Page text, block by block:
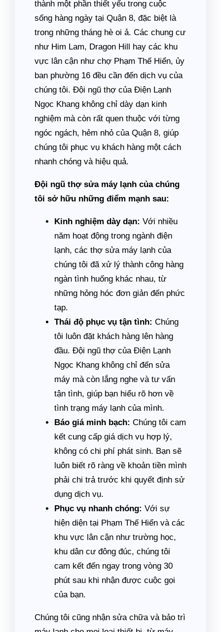
thành một phần thiết yếu trong cuộc
sống hàng ngày tại Quận 8, đặc biệt là
trong những tháng hè oi ả. Các chung cư
như Him Lam, Dragon Hill hay các khu
vực lân cận như chợ Phạm Thế Hiển, ủy
ban phường 16 đều cần đến dịch vụ của
chúng tôi. Đội ngũ thợ của Điện Lạnh
Ngọc Khang không chỉ dày dạn kinh
nghiệm mà còn rất quen thuộc với từng
ngóc ngách, hẻm nhỏ của Quận 8, giúp
chúng tôi phục vụ khách hàng một cách
nhanh chóng và hiệu quả.
Đội ngũ thợ sửa máy lạnh của chúng
tôi sở hữu những điểm mạnh sau:
Kinh nghiệm dày dạn: Với nhiều
năm hoạt động trong ngành điện
lạnh, các thợ sửa máy lạnh của
chúng tôi đã xử lý thành công hàng
ngàn tình huống khác nhau, từ
những hỏng hóc đơn giản đến phức
tạp.
Thái độ phục vụ tận tình: Chúng
tôi luôn đặt khách hàng lên hàng
đầu. Đội ngũ thợ của Điện Lạnh
Ngọc Khang không chỉ đến sửa
máy mà còn lắng nghe và tư vấn
tận tình, giúp bạn hiểu rõ hơn về
tình trạng máy lạnh của mình.
Báo giá minh bạch: Chúng tôi cam
kết cung cấp giá dịch vụ hợp lý,
không có chi phí phát sinh. Bạn sẽ
luôn biết rõ ràng về khoản tiền mình
phải chi trả trước khi quyết định sử
dụng dịch vụ.
Phục vụ nhanh chóng: Với sự
hiện diện tại Phạm Thế Hiển và các
khu vực lân cận như trường học,
khu dân cư đông đúc, chúng tôi
cam kết đến ngay trong vòng 30
phút sau khi nhận được cuộc gọi
của bạn.
Chúng tôi cũng nhận sửa chữa và bảo trì